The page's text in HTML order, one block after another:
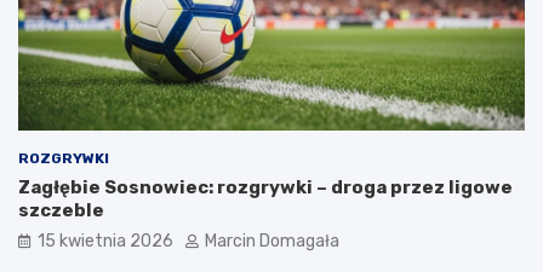
ROZGRYWKI
Zagłębie Sosnowiec: rozgrywki – droga przez ligowe
szczeble
15 kwietnia 2026 Marcin Domagała